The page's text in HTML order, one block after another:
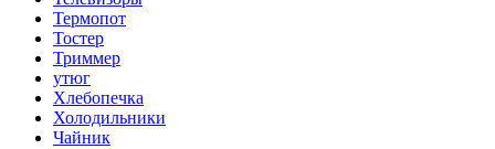
Термопот
Тостер
Триммер
утюг
Хлебопечка
Холодильники
Чайник